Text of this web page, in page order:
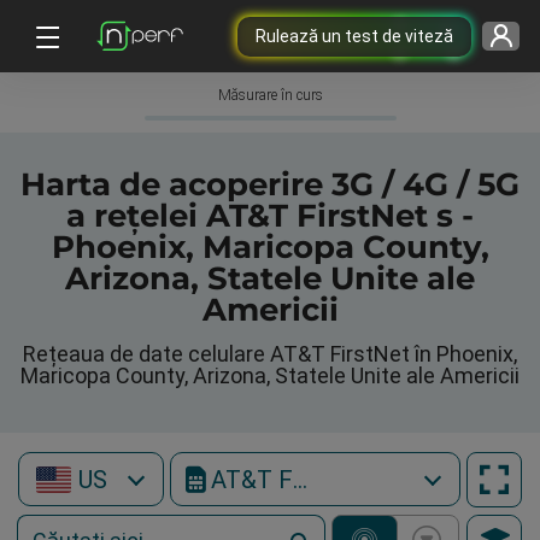
Rulează un test de viteză
Măsurare în curs
Harta de acoperire 3G / 4G / 5G
a rețelei AT&T FirstNet s -
Phoenix, Maricopa County,
Arizona, Statele Unite ale
Americii
Rețeaua de date celulare AT&T FirstNet în Phoenix,
Maricopa County, Arizona, Statele Unite ale Americii
US AT&T FirstNet